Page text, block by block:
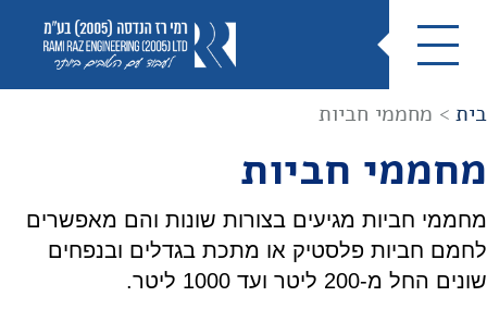
בית > מחממי חביות
מחממי חביות
מחממי חביות מגיעים בצורות שונות והם מאפשרים
לחמם חביות פלסטיק או מתכת בגדלים ובנפחים
שונים החל מ-200 ליטר ועד 1000 ליטר.